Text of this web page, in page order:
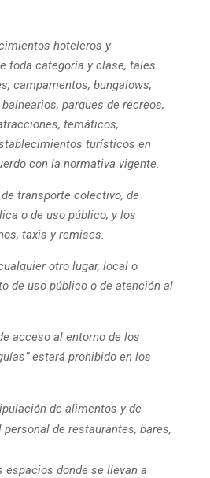
hoteleros y
toda categoría y clase, tales
campamentos, bungalows,
parques de recreos,
temáticos,
turísticos en
con la normativa vigente.
transporte colectivo, de
o de uso público, y los
taxis y remises.
otro lugar, local o
de uso público o de atención al
acceso al entorno de los
estará prohibido en los
de alimentos y de
de restaurantes, bares,
espacios donde se llevan a